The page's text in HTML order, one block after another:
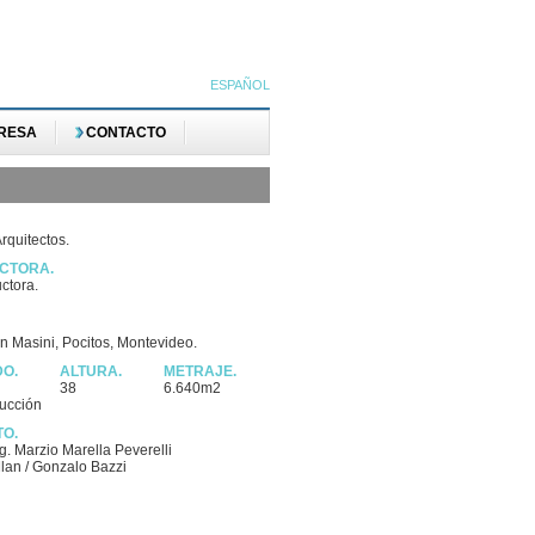
ESPAÑOL
CONTACTO
Masini, Pocitos, Montevideo.
ALTURA.
METRAJE.
38 6.640m2
Marzio Marella Peverelli
/ Gonzalo Bazzi